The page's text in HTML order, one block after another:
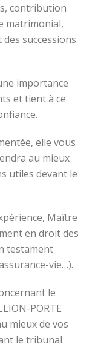
contribution
matrimonial,
successions.
importance
et tient à ce
elle vous
au mieux
utiles devant le
Maître
en droit des
testament
vie…).
le
PORTE
mieux de vos
le tribunal